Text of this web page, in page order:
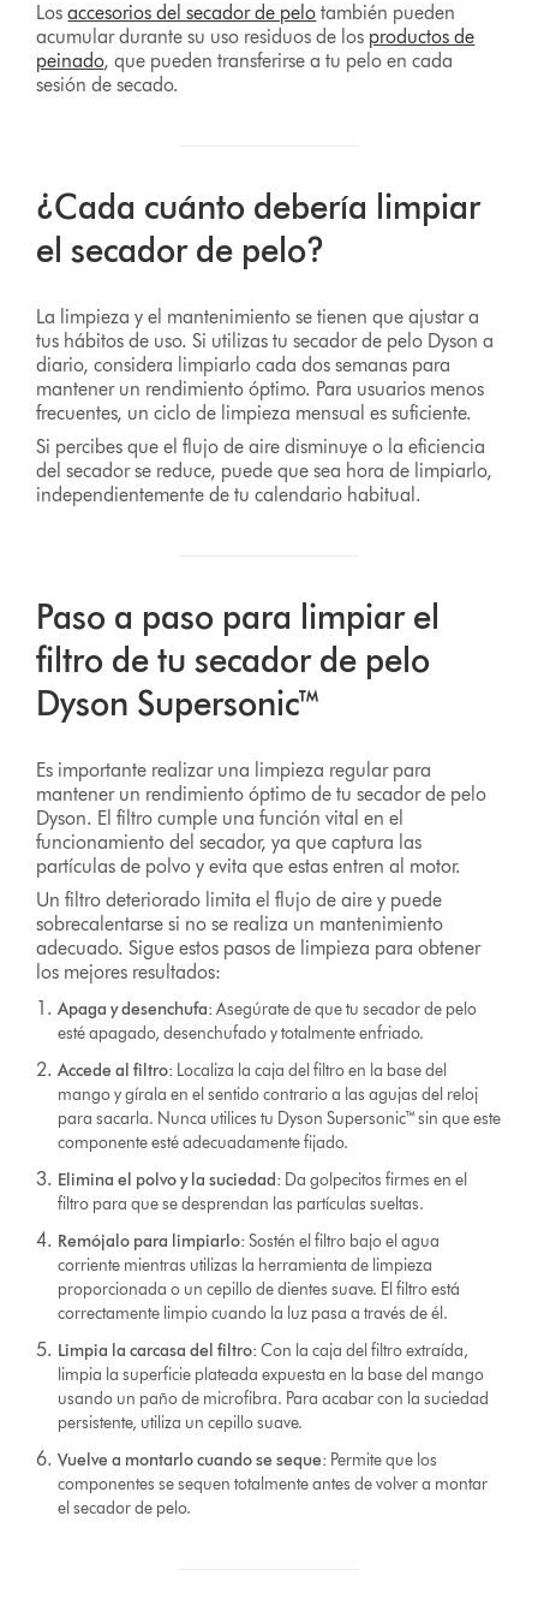
Losaccesorios del secador de pelo también pueden
acumular durante su uso residuos de los productos de
peinado, que pueden transferirse a tu pelo en cada
sesión de secado.
¿Cada cuánto debería limpiar
el secador de pelo?
La limpieza y el mantenimiento se tienen que ajustar a
tus hábitos de uso. Si utilizas tu secador de pelo Dyson a
diario, considera limpiarlo cada dos semanas para
mantener un rendimiento óptimo. Para usuarios menos
frecuentes, un ciclo de limpieza mensual es suficiente.
Si percibes que el flujo de aire disminuye o la eficiencia
del secador se reduce, puede que sea hora de limpiarlo,
independientemente de tu calendario habitual.
Paso a paso para limpiar el
filtro de tu secador de pelo
Dyson Supersonic™
Es importante realizar una limpieza regular para
mantener un rendimiento óptimo de tu secador de pelo
Dyson. El filtro cumple una función vital en el
funcionamiento del secador, ya que captura las
partículas de polvo y evita que estas entren al motor.
Un filtro deteriorado limita el flujo de aire y puede
sobrecalentarse si no se realiza un mantenimiento
adecuado. Sigue estos pasos de limpieza para obtener
los mejores resultados:
Apaga y desenchufa: Asegúrate de que tu secador de pelo
esté apagado, desenchufado y totalmente enfriado.
Accede al filtro: Localiza la caja del filtro en la base del
mango y gírala en el sentido contrario a las agujas del reloj
para sacarla. Nunca utilices tu Dyson Supersonic™ sin que este
componente esté adecuadamente fijado.
Elimina el polvo y la suciedad: Da golpecitos firmes en el
filtro para que se desprendan las partículas sueltas.
Remójalo para limpiarlo: Sostén el filtro bajo el agua
corriente mientras utilizas la herramienta de limpieza
proporcionada o un cepillo de dientes suave. El filtro está
correctamente limpio cuando la luz pasa a través de él.
Limpia la carcasa del filtro: Con la caja del filtro extraída,
limpia la superficie plateada expuesta en la base del mango
usando un paño de microfibra. Para acabar con la suciedad
persistente, utiliza un cepillo suave.
Vuelve a montarlo cuando se seque: Permite que los
componentes se sequen totalmente antes de volver a montar
el secador de pelo.